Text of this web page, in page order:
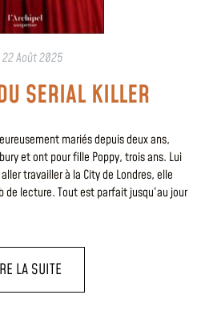
22 Août 2025
SERIAL KILLER
mariés depuis deux ans,
et ont pour fille Poppy, trois ans. Lui
travailler à la City de Londres, elle
lecture. Tout est parfait jusqu’au jour
LA SUITE